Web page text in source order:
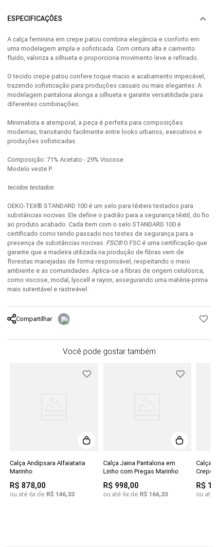
ESPECIFICAÇÕES
A calça feminina em crepe patou combina elegância e conforto em
uma modelagem ampla e sofisticada. Com cintura alta e caimento
fluido, valoriza a silhueta e proporciona movimento leve e refinado.
O tecido crepe patou confere toque macio e acabamento impecável,
trazendo sofisticação para produções casuais ou mais elegantes. A
modelagem pantalona alonga a silhueta e garante versatilidade para
diferentes combinações.
Minimalista e atemporal, a peça é perfeita para composições
modernas, transitando facilmente entre looks urbanos, executivos e
produções sofisticadas.
Composição: 71% Acetato - 29% Viscose
Modelo veste P.
tecidos testados
OEKO-TEX® STANDARD 100 é um selo para têxteis testados para
substâncias nocivas. Ele define o padrão para a segurança têxtil, do fio
ao produto acabado. Cada item com o selo STANDARD 100 é
certificado como tendo passado nos testes de segurança para a
presença de substâncias nocivas. FSC®O FSC é uma certificação que
garante que a madeira utilizada na produção de fibras vem de
florestas manejadas de forma responsável, respeitando o meio
ambiente e as comunidades. Aplica-se a fibras de origem celulósica,
como viscose, modal, lyocell e rayon, assegurando uma matéria-prima
mais sutentável e rastreável.
Compartilhar
Você pode gostar também
Calça Andipsara Alfaiataria
Marinho
R$ 878,00
ou até 6x de R$ 146,33
Calça Jaina Pantalona em
Linho com Pregas Marinho
R$ 998,00
ou até 6x de R$ 166,33
Calça
Crepe
R$ 1
ou até